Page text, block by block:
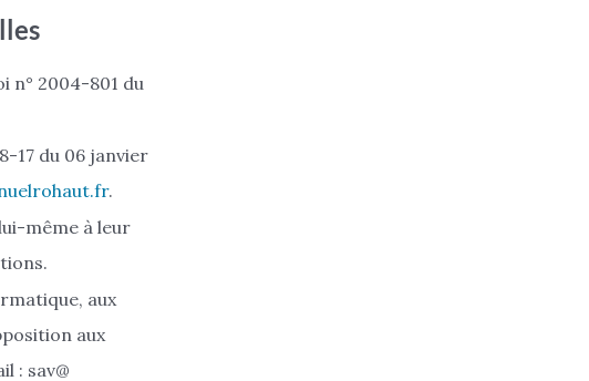
n° 2004-801 du
17 du 06 janvier
.
même à leur
aux
aux
: sav@